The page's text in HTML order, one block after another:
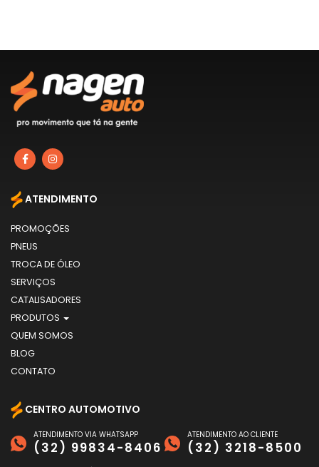
ATENDIMENTO
PROMOÇÕES
PNEUS
TROCA DE ÓLEO
SERVIÇOS
CATALISADORES
PRODUTOS
QUEM SOMOS
BLOG
CONTATO
CENTRO AUTOMOTIVO
ATENDIMENTO VIA WHATSAPP
(32) 99834-8406
ATENDIMENTO AO CLIENTE
(32) 3218-8500